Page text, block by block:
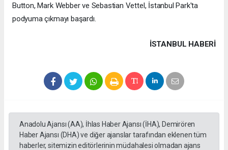
Button, Mark Webber ve Sebastian Vettel, İstanbul Park'ta
podyuma çıkmayı başardı.
İSTANBUL HABERİ
Anadolu Ajansı (AA), İhlas Haber Ajansı (İHA), Demirören
Haber Ajansı (DHA) ve diğer ajanslar tarafından eklenen tüm
haberler, sitemizin editörlerinin müdahalesi olmadan ajans